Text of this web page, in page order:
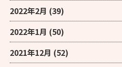
2022年2月 (39)
2022年1月 (50)
2021年12月 (52)